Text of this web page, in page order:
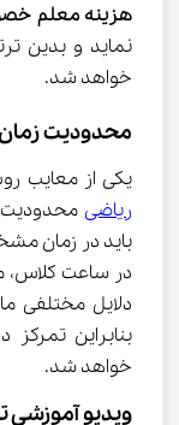
هزینه معلم
نماید و بدین
خواهد شد.
محدودیت زمان
یکی از معایب
ریاضی
باید در زمان
در ساعت کلاس،
دلایل مختلفی
بنابراین
خواهد شد.
ویدیو